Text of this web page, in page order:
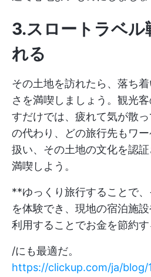
3.スロートラベル
れる
その土地を訪れたら、落ち
さを満喫しましょう。観光
すだけでは、疲れて気が散
の代わり、どの旅行先もワ
扱い、その土地の文化を認
満喫しよう。
**ゆっくり旅行することで
を体験でき、現地の宿泊施
利用することでお金を節約す
/にも最適だ。
https://clickup.com/ja/